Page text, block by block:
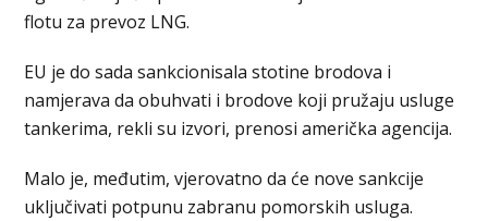
flotu za prevoz LNG.
EU je do sada sankcionisala stotine brodova i
namјerava da obuhvati i brodove koji pružaju usluge
tankerima, rekli su izvori, prenosi američka agencija.
Malo je, međutim, vјerovatno da će nove sankcije
uključivati potpunu zabranu pomorskih usluga.